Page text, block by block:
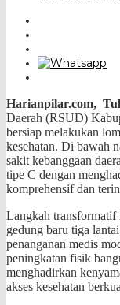
Harianpilar.com,
Daerah (RSUD)
bersiap melakukan
kesehatan. Di bawah
sakit kebanggaan
tipe C dengan
komprehensif dan
​Langkah transformatif
gedung baru tiga
penanganan medis
peningkatan fisik
menghadirkan
akses kesehatan